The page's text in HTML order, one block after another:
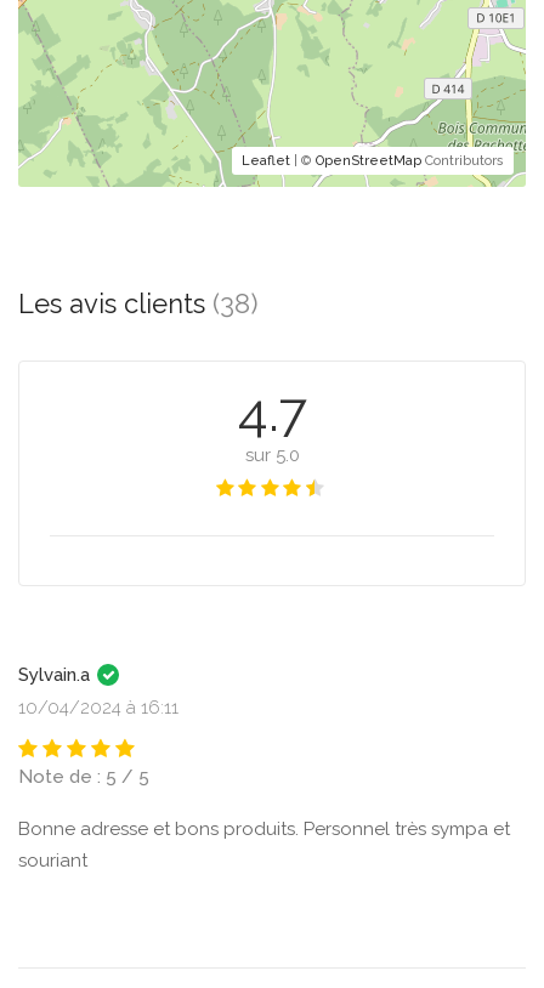
Leaflet | © OpenStreetMap Contributors
Les avis clients (38)
4.7
sur 5.0
Sylvain.a
10/04/2024 à 16:11
Note de : 5 / 5
Bonne adresse et bons produits. Personnel très sympa et
souriant